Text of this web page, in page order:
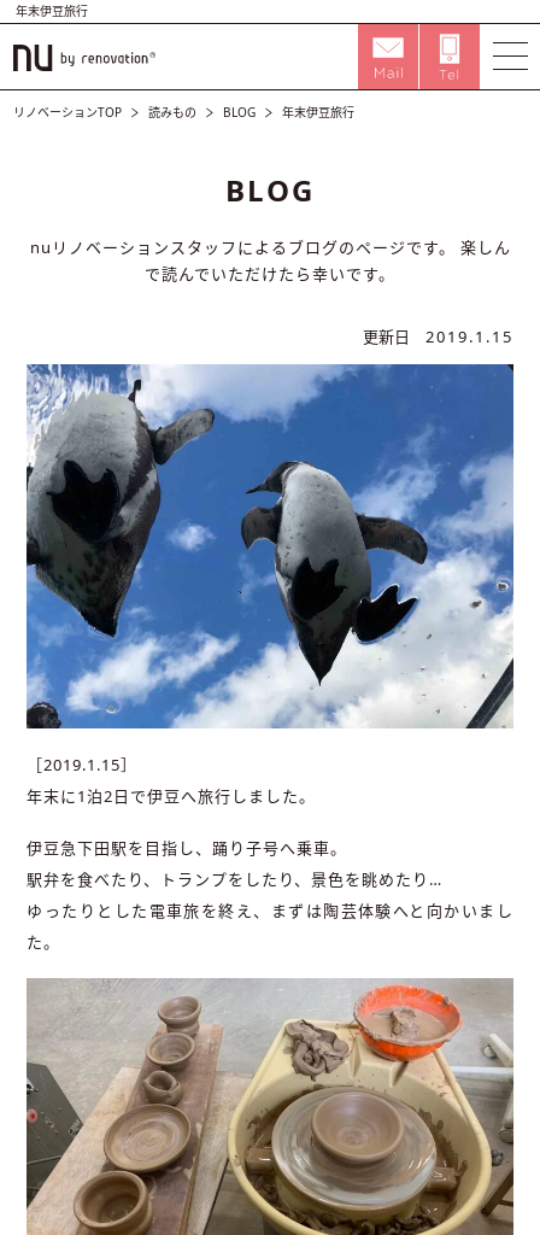
年末伊豆旅行
リノベーションTOP 読みもの BLOG 年末伊豆旅行
BLOG
nuリノベーションスタッフによるブログのページです。
楽しん
で読んでいただけたら幸いです。
更新日 2019.1.15
［2019.1.15］
年末に1泊2日で伊豆へ旅行しました。
伊豆急下田駅を目指し、踊り子号へ乗車。
駅弁を食べたり、トランプをしたり、景色を眺めたり…
ゆったりとした電車旅を終え、まずは陶芸体験へと向かいまし
た。